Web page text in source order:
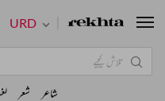
URD
شاعر شعر